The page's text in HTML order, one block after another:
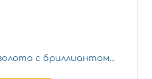
с бриллиантом...